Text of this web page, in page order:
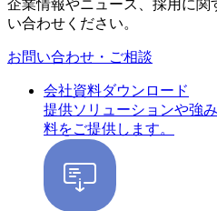
企業情報やニュース、採用に関
い合わせください。
お問い合わせ・ご相談
会社資料ダウンロード
提供ソリューションや強
料をご提供します。